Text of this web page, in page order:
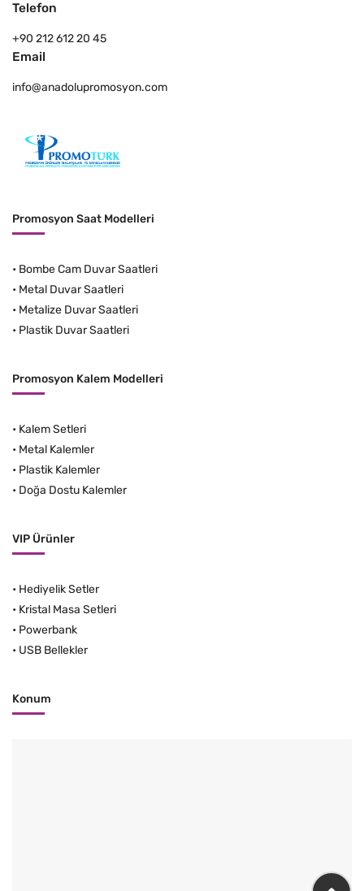
Telefon
+90 212 612 20 45
Email
info@anadolupromosyon.com
Promosyon Saat Modelleri
• Bombe Cam Duvar Saatleri
• Metal Duvar Saatleri
• Metalize Duvar Saatleri
• Plastik Duvar Saatleri
Promosyon Kalem Modelleri
• Kalem Setleri
• Metal Kalemler
• Plastik Kalemler
• Doğa Dostu Kalemler
VIP Ürünler
• Hediyelik Setler
• Kristal Masa Setleri
• Powerbank
• USB Bellekler
Konum